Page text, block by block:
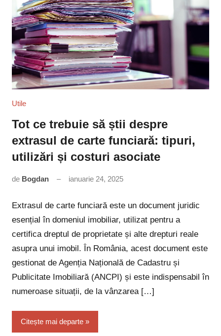
Utile
Tot ce trebuie să știi despre
extrasul de carte funciară: tipuri,
utilizări și costuri asociate
de Bogdan ianuarie 24, 2025
Extrasul de carte funciară este un document juridic
esențial în domeniul imobiliar, utilizat pentru a
certifica dreptul de proprietate și alte drepturi reale
asupra unui imobil. În România, acest document este
gestionat de Agenția Națională de Cadastru și
Publicitate Imobiliară (ANCPI) și este indispensabil în
numeroase situații, de la vânzarea […]
Citește mai departe